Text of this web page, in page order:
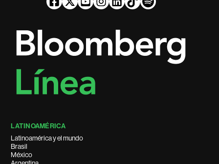
LATINOAMÉRICA
Latinoamérica y el mundo
Brasil
México